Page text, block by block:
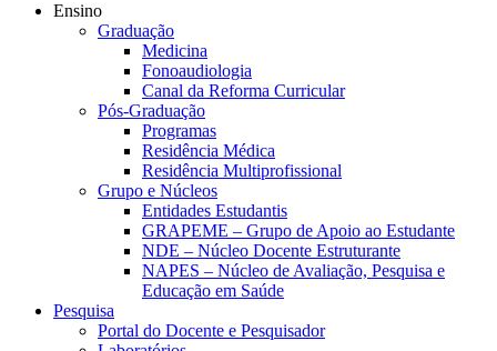
Ensino
Graduação
Medicina
Fonoaudiologia
Canal da Reforma Curricular
Pós-Graduação
Programas
Residência Médica
Residência Multiprofissional
Grupo e Núcleos
Entidades Estudantis
GRAPEME – Grupo de Apoio ao Estudante
NDE – Núcleo Docente Estruturante
NAPES – Núcleo de Avaliação, Pesquisa e
Educação em Saúde
Pesquisa
Portal do Docente e Pesquisador